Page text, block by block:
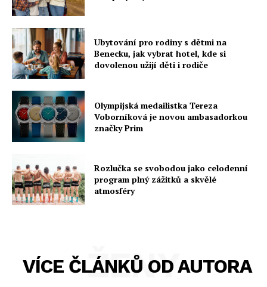
Ubytování pro rodiny s dětmi na
Benecku, jak vybrat hotel, kde si
dovolenou užijí děti i rodiče
Olympijská medailistka Tereza
Voborníková je novou ambasadorkou
značky Prim
Rozlučka se svobodou jako celodenní
program plný zážitků a skvělé
atmosféry
VÍCE ČLÁNKŮ OD AUTORA
ŽENY